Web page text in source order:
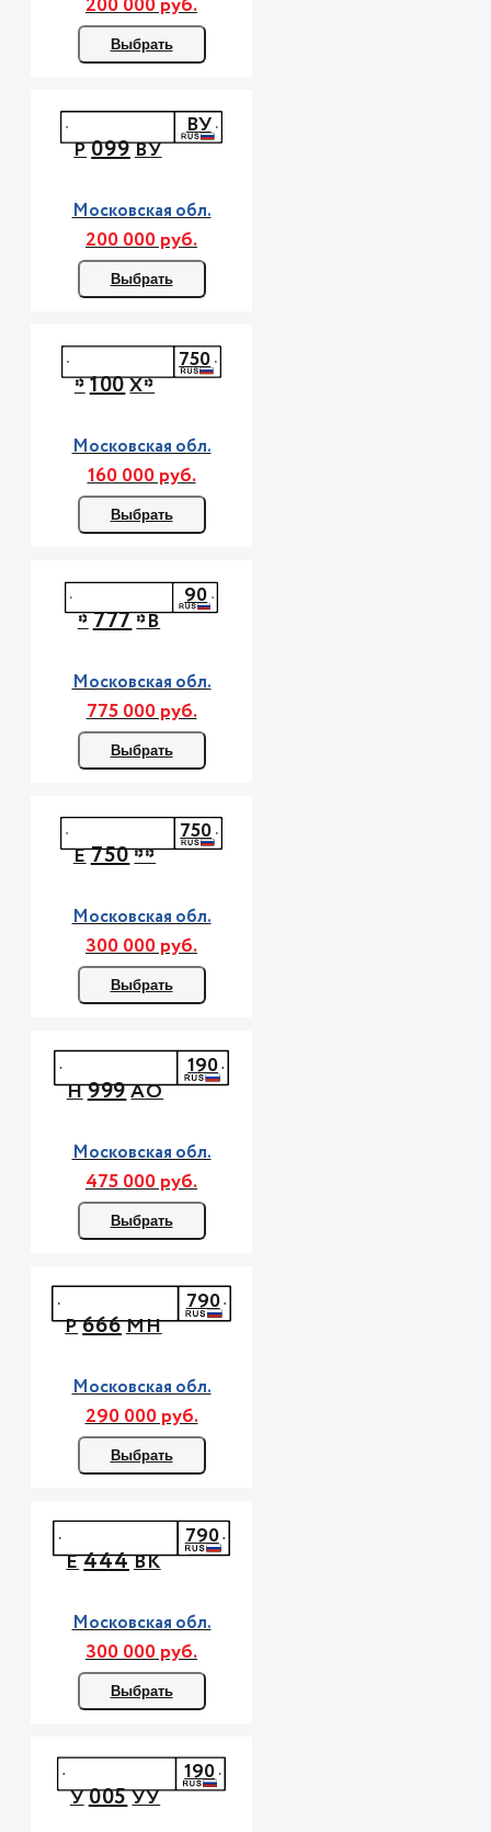
Выбрать
Р099ВУ
ВУ
Московская обл.
200 000 руб.
Выбрать
*100Х*
750
Московская обл.
160 000 руб.
Выбрать
*777*В
90
Московская обл.
775 000 руб.
Выбрать
Е750**
750
Московская обл.
300 000 руб.
Выбрать
Н999АО
190
Московская обл.
475 000 руб.
Выбрать
Р666МН
790
Московская обл.
290 000 руб.
Выбрать
Е444ВК
790
Московская обл.
300 000 руб.
Выбрать
У005УУ
190